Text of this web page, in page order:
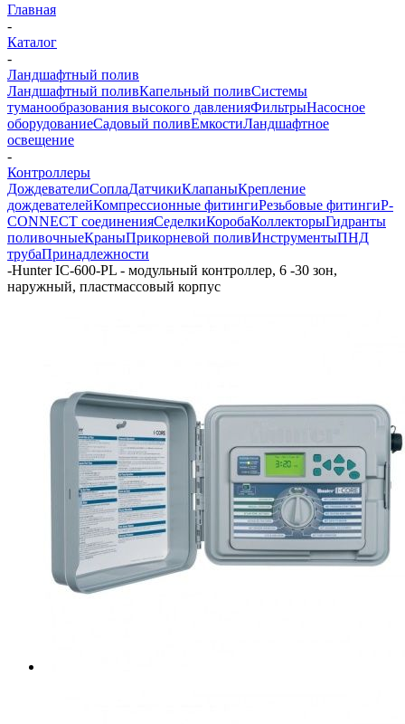
Главная
-
Каталог
-
Ландшафтный полив
Ландшафтный поливКапельный поливСистемы
туманообразования высокого давленияФильтрыНасосное
оборудованиеСадовый поливЕмкостиЛандшафтное
освещение
-
Контроллеры
ДождевателиСоплаДатчикиКлапаныКрепление
дождевателейКомпрессионные фитингиРезьбовые фитингиP-
CONNECT соединенияСеделкиКоробаКоллекторыГидранты
поливочныеКраныПрикорневой поливИнструментыПНД
трубаПринадлежности
-Hunter IC-600-PL - модульный контроллер, 6 -30 зон,
наружный, пластмассовый корпус